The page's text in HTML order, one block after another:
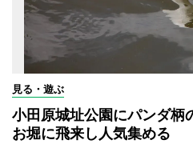
見る・遊ぶ
小田原城址公園にパンダ
お堀に飛来し人気集める